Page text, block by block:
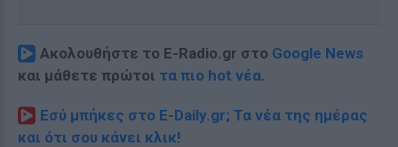
Ακολουθήστε το E-Radio.gr στο Google News
και μάθετε πρώτοι τα πιο hot νέα.
Εσύ μπήκες στο E-Daily.gr; Τα νέα της ημέρας
και ότι σου κάνει κλικ!